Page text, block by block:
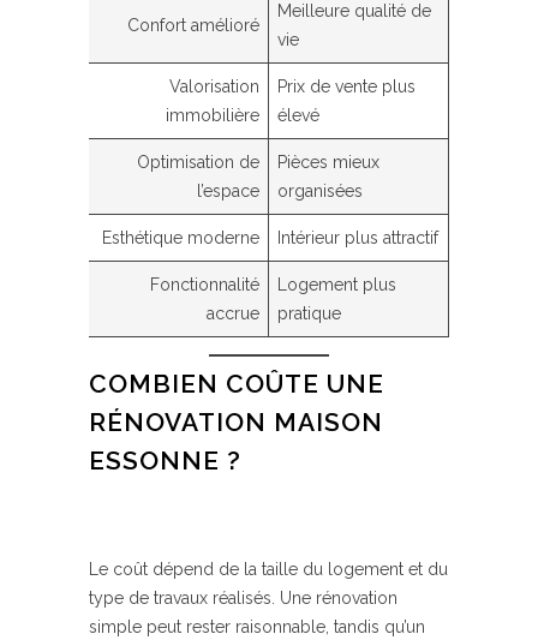
Confort amélioré
Meilleure qualité de
vie
Valorisation
immobilière
Prix de vente plus
élevé
Optimisation de
l’espace
Pièces mieux
organisées
Esthétique moderne Intérieur plus attractif
Fonctionnalité
accrue
Logement plus
pratique
COMBIEN COÛTE UNE
RÉNOVATION MAISON
ESSONNE ?
Le coût dépend de la taille du logement et du
type de travaux réalisés. Une rénovation
simple peut rester raisonnable, tandis qu’un